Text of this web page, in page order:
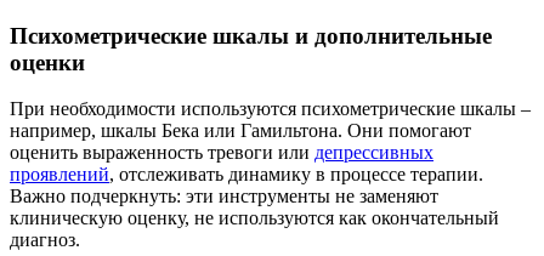
Психометрические шкалы и дополнительные
оценки
При необходимости используются психометрические шкалы –
например, шкалы Бека или Гамильтона. Они помогают
оценить выраженность тревоги или депрессивных
проявлений, отслеживать динамику в процессе терапии.
Важно подчеркнуть: эти инструменты не заменяют
клиническую оценку, не используются как окончательный
диагноз.